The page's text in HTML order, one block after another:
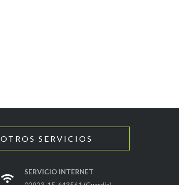
OTROS SERVICIOS
SERVICIO INTERNET